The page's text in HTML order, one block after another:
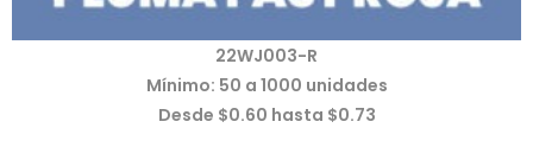
22WJ003-R
Mínimo: 50 a 1000 unidades
Desde $0.60 hasta $0.73